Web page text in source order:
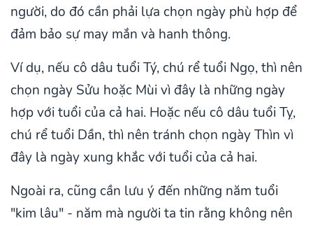
người, do đó cần phải lựa chọn ngày phù hợp để
đảm bảo sự may mắn và hanh thông.
Ví dụ, nếu cô dâu tuổi Tý, chú rể tuổi Ngọ, thì nên
chọn ngày Sửu hoặc Mùi vì đây là những ngày
hợp với tuổi của cả hai. Hoặc nếu cô dâu tuổi Tỵ,
chú rể tuổi Dần, thì nên tránh chọn ngày Thìn vì
đây là ngày xung khắc với tuổi của cả hai.
Ngoài ra, cũng cần lưu ý đến những năm tuổi
"kim lâu" - năm mà người ta tin rằng không nên